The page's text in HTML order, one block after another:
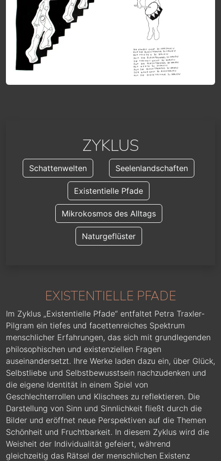
ZYKLUS
Schattenwelten Seelenlandschaften
Existentielle Pfade
Mikrokosmos des Alltags
Naturgeflüster
EXISTENTIELLE PFADE
Im Zyklus „Existentielle Pfade“ entfaltet Petra Traxler-
Pilgram ein tiefes und facettenreiches Spektrum
menschlicher Erfahrungen, das sich mit grundlegenden
philosophischen und existenziellen Fragen
auseinandersetzt. Ihre Werke laden dazu ein, über Glück,
Selbstliebe und Selbstbewusstsein nachzudenken und
die eigene Identität in einem Spiel von
Geschlechterrollen und Klischees zu reflektieren. Die
Darstellung von Sinn und Sinnlichkeit fließt durch die
Bilder und eröffnet neue Perspektiven auf die Themen
Schönheit und Fruchtbarkeit. In diesem Zyklus wird die
Weisheit der Individualität gefeiert, während
gleichzeitig das Rätsel der menschlichen Existenz